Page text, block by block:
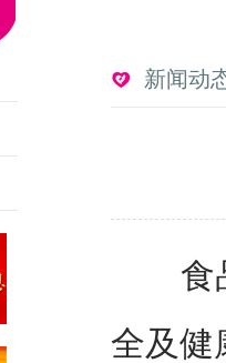
新闻动
食品
全及健